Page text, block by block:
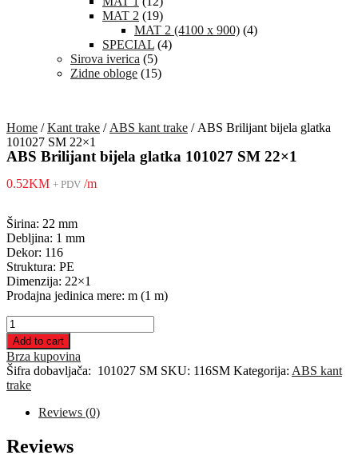
MAT 2 (19)
MAT 2 (4100 x 900) (4)
SPECIAL (4)
Sirova iverica (5)
Zidne obloge (15)
Home /Kant trake / ABS kant trake / ABS Brilijant bijela glatka
101027 SM 22×1
ABS Brilijant bijela glatka 101027 SM 22×1
0.52KM + PDV /m
Širina: 22 mm
Debljina: 1 mm
Dekor: 116
Struktura: PE
Dimenzija: 22×1
Prodajna jedinica mere: m (1 m)
ABS
Brilijant
bijela
glatka
101027
SM
22x1
quantity
Add to cart
Brza kupovina
Šifra dobavljača: 101027 SM SKU: 116SM Kategorija: ABS kant
trake
Reviews (0)
Reviews